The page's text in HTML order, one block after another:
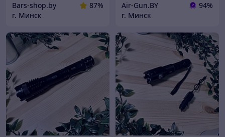
Bars-shop.by
87%
г. Минск
Air-Gun.BY
94%
г. Минск